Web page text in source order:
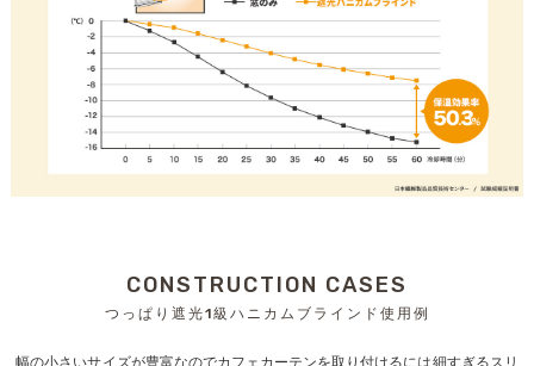
CONSTRUCTION CASES
つっぱり遮光1級ハニカムブラインド使用例
幅の小さいサイズが豊富なのでカフェカーテンを取り付けるには細すぎるスリ